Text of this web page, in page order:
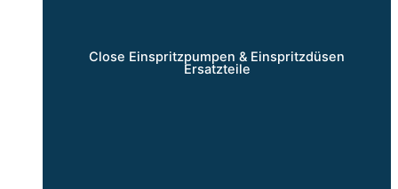
Close Einspritzpumpen & Einspritzdüsen
Ersatzteile